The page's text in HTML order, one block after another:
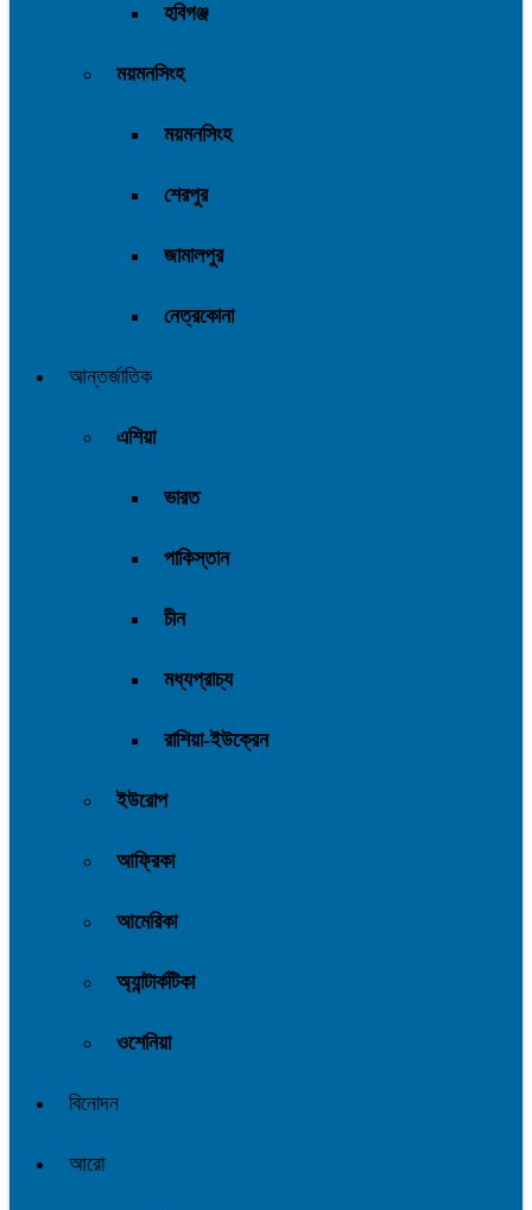
হবিগঞ্জ
ময়মনসিংহ
ময়মনসিংহ
শেরপুর
জামালপুর
নেত্রকোনা
আন্তর্জাতিক
এশিয়া
ভারত
পাকিস্তান
চীন
মধ্যপ্রাচ্য
রাশিয়া-ইউক্রেন
ইউরোপ
আফ্রিকা
আমেরিকা
অ্যান্টার্কটিকা
ওশেনিয়া
বিনোদন
আরো